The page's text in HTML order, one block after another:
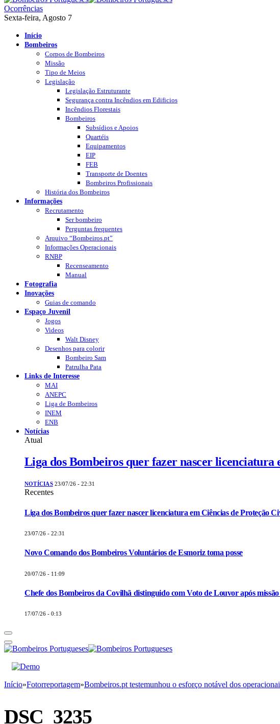
Ocorrências
Sexta-feira, Agosto 7
Início
Bombeiros
Corpos de Bombeiros
Missão
Tipo de Meios
Legislação
Legislação Estruturante
Segurança contra Incêndios em Edificios
Incêndios Florestais
Bombeiros
Subsídios e Apoios
Quartéis
Equipamentos
EIP
FEB
Transporte de Doentes
Bombeiros Profissionais
História dos Bombeiros
Informações
Recrutamento
Ser bombeiro
Perguntas frequentes
Arquivo “Bombeiros.pt”
Informações Operacionais
RNBP
Recenseamento
Manual
Fotografia
Inovações
Guias de comando
Espaço Juvenil
Jogos
Videos
Walt Disney
Desenhos para colorir
Bombeiro Sam
Patrulha Pata
Links de Interesse
MAI
ANEPC
Liga de Bombeiros
INEM
ENB
Notícias
Atual
Liga dos Bombeiros quer fazer nascer licenciatura
NOTÍCIAS 23/07/26 - 22:31
Recentes
Liga dos Bombeiros quer fazer nascer licenciatura em Ciências de Proteção
23/07/26 - 22:31
Novo Comando dos Bombeiros Voluntários de Esmoriz toma posse
20/07/26 - 11:09
Chefe dos Bombeiros da Covilhã distinguido com Voto de Louvor após
17/07/26 - 0:13
Início»Fotorreportagem»Bombeiros.pt testemunhou o esforço notável dos
DSC_3235